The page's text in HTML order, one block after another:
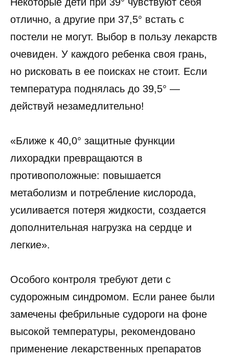
отлично, а другие при 37,5° встать с
постели не могут. Выбор в пользу лекарств
очевиден. У каждого ребенка своя грань,
но рисковать в ее поисках не стоит. Если
температура поднялась до 39,5° —
действуй незамедлительно!
«Ближе к 40,0° защитные функции
лихорадки превращаются в
противоположные: повышается
метаболизм и потребление кислорода,
усиливается потеря жидкости, создается
дополнительная нагрузка на сердце и
легкие».
Особого контроля требуют дети с
судорожным синдромом. Если ранее были
замечены фебрильные судороги на фоне
высокой температуры, рекомендовано
применение лекарственных препаратов